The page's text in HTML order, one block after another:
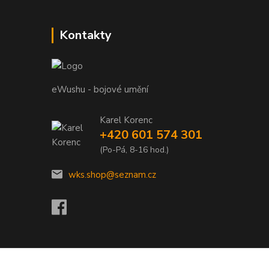
Kontakty
eWushu - bojové umění
Karel Korenc
+420 601 574 301
(Po-Pá, 8-16 hod.)
wks.shop@seznam.cz